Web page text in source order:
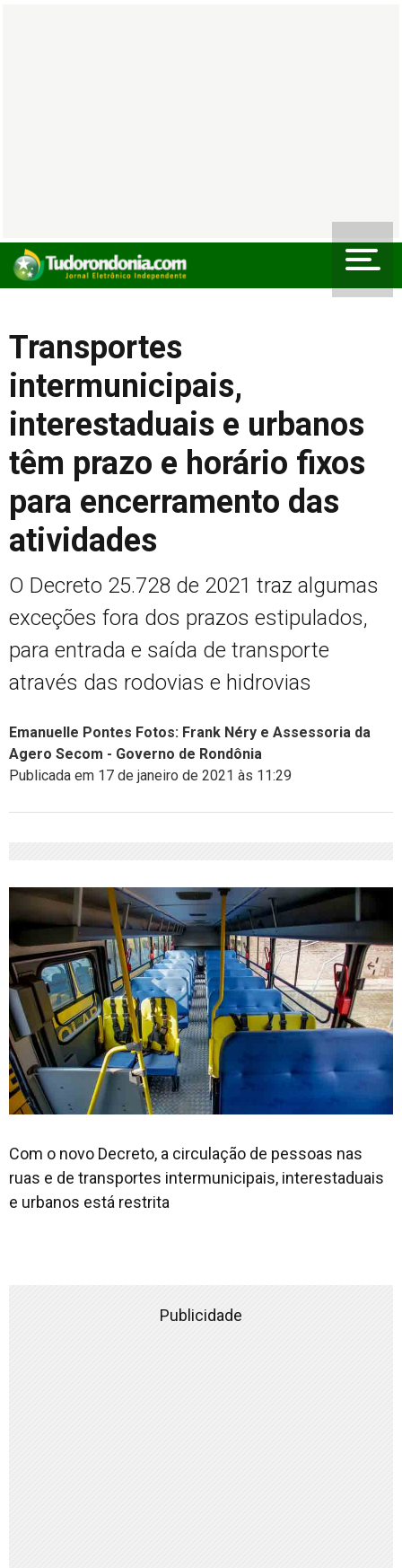
Transportes
intermunicipais,
interestaduais e urbanos
têm prazo e horário fixos
para encerramento das
atividades
O Decreto 25.728 de 2021 traz algumas
exceções fora dos prazos estipulados,
para entrada e saída de transporte
através das rodovias e hidrovias
Emanuelle Pontes Fotos: Frank Néry e Assessoria da
Agero Secom - Governo de Rondônia
Publicada em 17 de janeiro de 2021 às 11:29
Com o novo Decreto, a circulação de pessoas nas
ruas e de transportes intermunicipais, interestaduais
e urbanos está restrita
Publicidade